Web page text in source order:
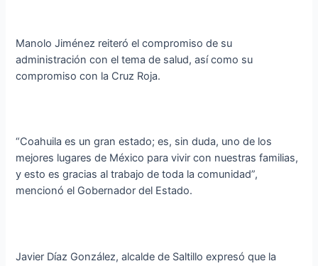
Manolo Jiménez reiteró el compromiso de su
administración con el tema de salud, así como su
compromiso con la Cruz Roja.
“Coahuila es un gran estado; es, sin duda, uno de los
mejores lugares de México para vivir con nuestras familias,
y esto es gracias al trabajo de toda la comunidad”,
mencionó el Gobernador del Estado.
Javier Díaz González, alcalde de Saltillo expresó que la